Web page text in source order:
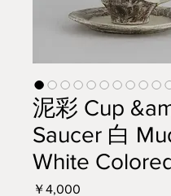
泥彩 Cup
Saucer 白
White
￥4,000